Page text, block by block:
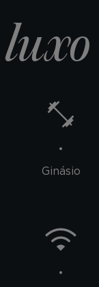
luxo
Ginásio